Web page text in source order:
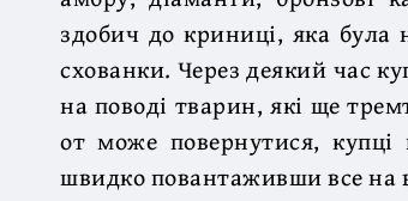
здобич до криниці, яка була
схованки. Через деякий час
на поводі тварин, які ще
от може повернутися,
швидко повантаживши все на